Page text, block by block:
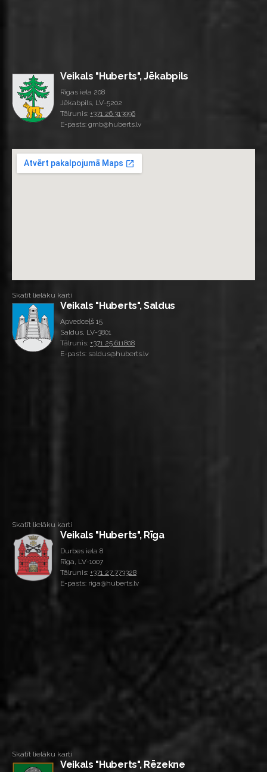
Veikals "Huberts", Jēkabpils
Rīgas iela 208
Jēkabpils, LV-5202
Tālrunis: +371 26 313996
E-pasts: gmb@huberts.lv
Skatīt lielāku karti
Veikals "Huberts", Saldus
Apvedceļš 15
Saldus, LV-3801
Tālrunis: +371 25 611808
E-pasts: saldus@huberts.lv
Skatīt lielāku karti
Veikals "Huberts", Rīga
Durbes iela 8
Rīga, LV-1007
Tālrunis: +371 27 773328
E-pasts: riga@huberts.lv
Skatīt lielāku karti
Veikals "Huberts", Rēzekne